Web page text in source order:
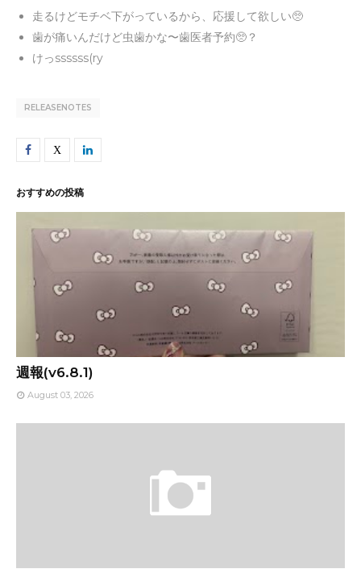
走るけどモチベ下がっているから、応援して欲しい🥺
歯が痛いんだけど虫歯かな〜歯医者予約🥺？
けっssssss(ry
RELEASENOTES
おすすめの投稿
週報(v6.8.1)
August 03, 2026